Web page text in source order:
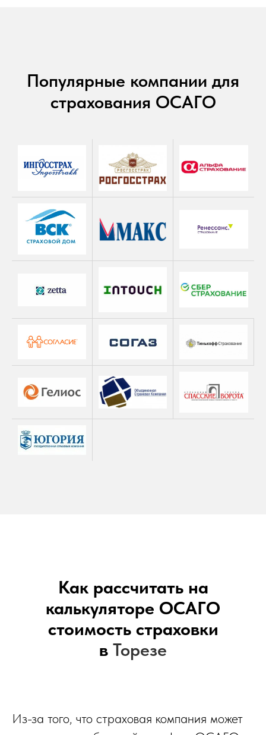
Популярные компании для
страхования ОСАГО
Как рассчитать на
калькуляторе ОСАГО
стоимость страховки
в Торезе
Из-за того, что страховая компания может